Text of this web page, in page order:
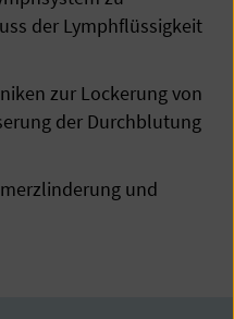
der Lymphflüssigkeit
zur Lockerung von
der Durchblutung
und